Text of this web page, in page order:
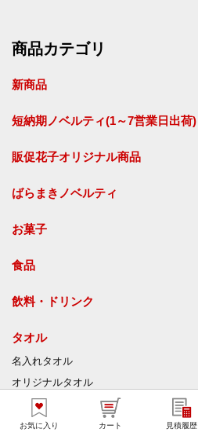
お気に入り カート 見積履歴
商品カテゴリ
新商品
短納期ノベルティ(1～7営業日出荷)
販促花子オリジナル商品
ばらまきノベルティ
お菓子
食品
飲料・ドリンク
タオル
名入れタオル
オリジナルタオル
今治タオル
手ぬぐい